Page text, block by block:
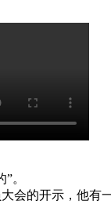
。
的开示，他有